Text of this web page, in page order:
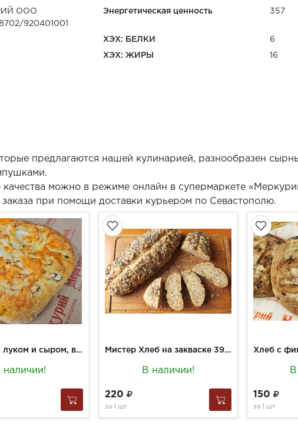
ООО
920401001
Энергетическая ценность 357
ХЭХ: БЕЛКИ 6
ХЭХ: ЖИРЫ 16
предлагаются нашей кулинарией, разнообразен
качества можно в режиме онлайн в супермаркете
при помощи доставки курьером по Севастополю.
Фокачча с луком и сыром, вес
наличии!
Мистер Хлеб на закваске 390г шт
В наличии!
220
за 1 шт
В
150
за 1 шт